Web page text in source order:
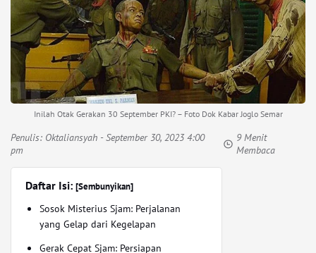
Inilah Otak Gerakan 30 September PKI? – Foto Dok Kabar Joglo Semar
Penulis: Oktaliansyah - September 30, 2023 4:00
pm
9 Menit
Membaca
Daftar Isi: [Sembunyikan]
Sosok Misterius Sjam: Perjalanan
yang Gelap dari Kegelapan
Gerak Cepat Sjam: Persiapan